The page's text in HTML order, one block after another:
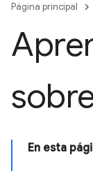
Página principal
En esta